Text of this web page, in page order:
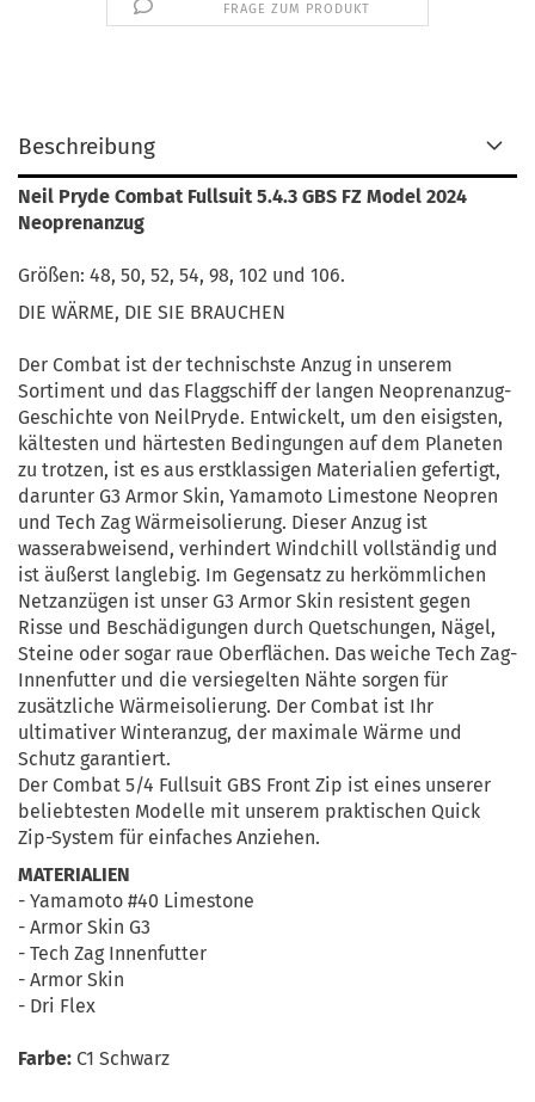
FRAGE ZUM PRODUKT
Beschreibung
Neil Pryde Combat Fullsuit 5.4.3 GBS FZ Model 2024
Neoprenanzug
Größen: 48, 50, 52, 54, 98, 102 und 106.
DIE WÄRME, DIE SIE BRAUCHEN
Der Combat ist der technischste Anzug in unserem
Sortiment und das Flaggschiff der langen Neoprenanzug-
Geschichte von NeilPryde. Entwickelt, um den eisigsten,
kältesten und härtesten Bedingungen auf dem Planeten
zu trotzen, ist es aus erstklassigen Materialien gefertigt,
darunter G3 Armor Skin, Yamamoto Limestone Neopren
und Tech Zag Wärmeisolierung. Dieser Anzug ist
wasserabweisend, verhindert Windchill vollständig und
ist äußerst langlebig. Im Gegensatz zu herkömmlichen
Netzanzügen ist unser G3 Armor Skin resistent gegen
Risse und Beschädigungen durch Quetschungen, Nägel,
Steine ​​oder sogar raue Oberflächen. Das weiche Tech Zag-
Innenfutter und die versiegelten Nähte sorgen für
zusätzliche Wärmeisolierung. Der Combat ist Ihr
ultimativer Winteranzug, der maximale Wärme und
Schutz garantiert.
Der Combat 5/4 Fullsuit GBS Front Zip ist eines unserer
beliebtesten Modelle mit unserem praktischen Quick
Zip-System für einfaches Anziehen.
MATERIALIEN
- Yamamoto #40 Limestone
- Armor Skin G3
- Tech Zag Innenfutter
- Armor Skin
- Dri Flex
Farbe: C1 Schwarz